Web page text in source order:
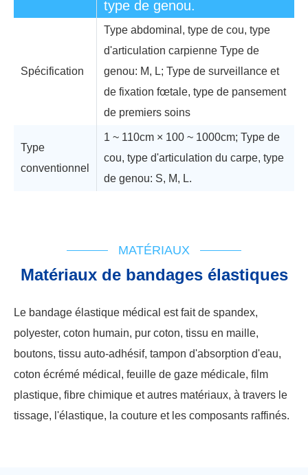
type de genou.
Spécification
Type abdominal, type de cou, type
d'articulation carpienne Type de
genou: M, L; Type de surveillance et
de fixation fœtale, type de pansement
de premiers soins
Type
conventionnel
1 ~ 110cm × 100 ~ 1000cm; Type de
cou, type d'articulation du carpe, type
de genou: S, M, L.
MATÉRIAUX
Matériaux de bandages élastiques
Le bandage élastique médical est fait de spandex,
polyester, coton humain, pur coton, tissu en maille,
boutons, tissu auto-adhésif, tampon d'absorption d'eau,
coton écrémé médical, feuille de gaze médicale, film
plastique, fibre chimique et autres matériaux, à travers le
tissage, l'élastique, la couture et les composants raffinés.